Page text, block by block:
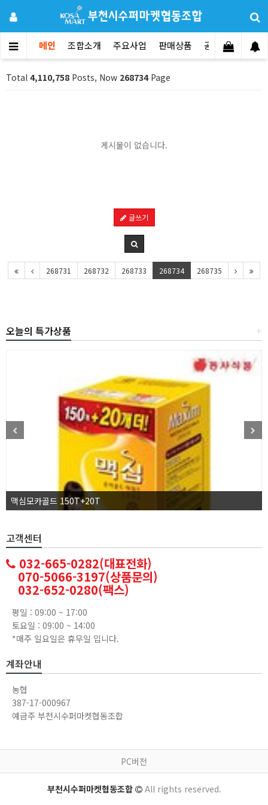
메인 조합소개 주요사업 판매상품 공지사항 문
Total 4,110,758 Posts, Now 268734Page
게시물이 없습니다.
글쓰기
268731 268732 268733 268734 268735
+
오늘의 특가상품
맥심모카골드 150T+20T
고객센터
032-665-0282(대표전화)
070-5066-3197(상품문의)
032-652-0280(팩스)
평일 : 09:00 ~ 17:00
토요일 : 09:00 ~ 14:00
*매주 일요일은 휴무일 입니다.
계좌안내
농협
387-17-000967
예금주 부천시수퍼마켓협동조합
PC버전
부천시수퍼마켓협동조합 All rights reserved.